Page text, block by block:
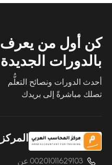
كن أول من يعرف
بالدورات الجديدة
أحدث الدورات ونصائح التعلُّم
تصلك مباشرةً إلى بريدك
00201011629103
المركز
عن